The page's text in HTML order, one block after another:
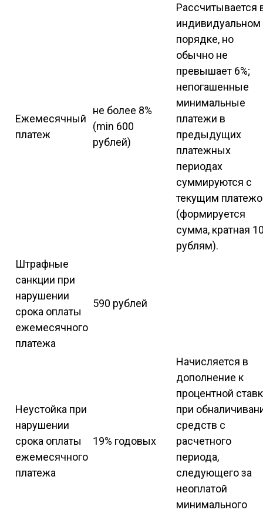
Ежемесячный
платеж
не более 8%
(min 600
рублей)
Рассчитывается
индивидуальном
порядке, но
обычно не
превышает 6%;
непогашенные
минимальные
платежи в
предыдущих
платежных
периодах
суммируются с
текущим
(формируется
сумма, кратная
рублям).
Штрафные
санкции при
нарушении
срока оплаты
ежемесячного
платежа
590 рублей
Неустойка при
нарушении
срока оплаты
ежемесячного
платежа
19% годовых
Начисляется в
дополнение к
процентной
при
средств с
расчетного
периода,
следующего за
неоплатой
минимального